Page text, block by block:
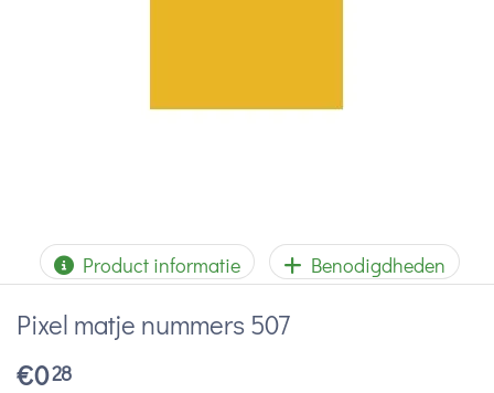
Product informatie Benodigdheden
Pixel matje nummers 507
€028